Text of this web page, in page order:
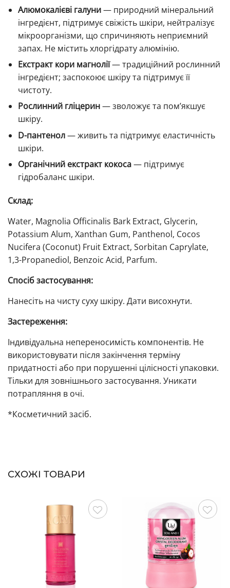
Алюмокалієві галуни— природний мінеральний
інгредієнт, підтримує свіжість шкіри, нейтралізує
мікроорганізми, що спричиняють неприємний
запах. Не містить хлоргідрату алюмінію.
Екстракт кори магнолії— традиційний рослинний
інгредієнт; заспокоює шкіру та підтримує її
чистоту.
Рослинний гліцерин— зволожує та пом’якшує
шкіру.
D-пантенол— живить та підтримує еластичність
шкіри.
Органічний екстракт кокоса— підтримує
гідробаланс шкіри.
Склад:
Water, Magnolia Officinalis Bark Extract, Glycerin,
Potassium Alum, Xanthan Gum, Panthenol, Cocos
Nucifera (Coconut) Fruit Extract, Sorbitan Caprylate,
1,3-Propanediol, Benzoic Acid, Parfum.
Спосіб застосування:
Нанесіть на чисту суху шкіру. Дати висохнути.
Застереження:
Індивідуальна непереносимість компонентів. Не
використовувати після закінчення терміну
придатності або при порушенні цілісності упаковки.
Тільки для зовнішнього застосування. Уникати
потрапляння в очі.
*Косметичний засіб.
СХОЖІ ТОВАРИ
Зберегти